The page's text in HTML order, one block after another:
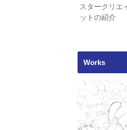
スタークリエ
ットの紹介
Works